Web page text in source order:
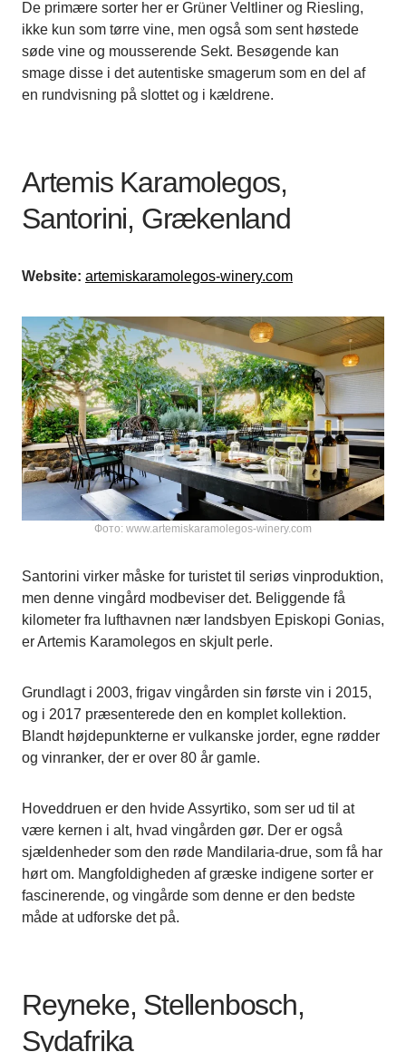
De primære sorter her er Grüner Veltliner og Riesling,
ikke kun som tørre vine, men også som sent høstede
søde vine og mousserende Sekt. Besøgende kan
smage disse i det autentiske smagerum som en del af
en rundvisning på slottet og i kældrene.
Artemis Karamolegos,
Santorini, Grækenland
Website: artemiskaramolegos-winery.com
Фото: www.artemiskaramolegos-winery.com
Santorini virker måske for turistet til seriøs vinproduktion,
men denne vingård modbeviser det. Beliggende få
kilometer fra lufthavnen nær landsbyen Episkopi Gonias,
er Artemis Karamolegos en skjult perle.
Grundlagt i 2003, frigav vingården sin første vin i 2015,
og i 2017 præsenterede den en komplet kollektion.
Blandt højdepunkterne er vulkanske jorder, egne rødder
og vinranker, der er over 80 år gamle.
Hoveddruen er den hvide Assyrtiko, som ser ud til at
være kernen i alt, hvad vingården gør. Der er også
sjældenheder som den røde Mandilaria-drue, som få har
hørt om. Mangfoldigheden af græske indigene sorter er
fascinerende, og vingårde som denne er den bedste
måde at udforske det på.
Reyneke, Stellenbosch,
Sydafrika